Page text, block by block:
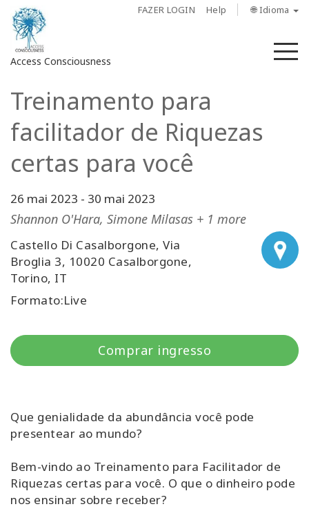
FAZER LOGIN Help 🌐 Idioma
Access Consciousness
Fazer
em
conta
Sobre
Bars
Regiões
More
Novidades
Treinamento para
facilitador de Riquezas
certas para você
26 mai 2023 - 30 mai 2023
Shannon O'Hara, Simone Milasas + 1 more
Castello Di Casalborgone, Via
Broglia 3, 10020 Casalborgone,
Torino, IT
Formato:Live
Comprar ingresso
Que genialidade da abundância você pode
presentear ao mundo?
Bem-vindo ao Treinamento para Facilitador de
Riquezas certas para você. O que o dinheiro pode
nos ensinar sobre receber?